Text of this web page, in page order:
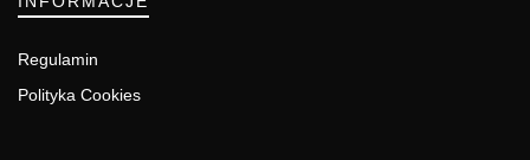
Regulamin
Polityka Cookies